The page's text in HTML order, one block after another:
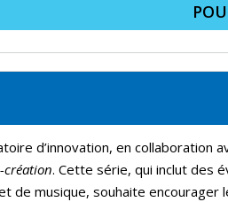
d’innovation, en collaboration
création. Cette série, qui inclut des
de musique, souhaite